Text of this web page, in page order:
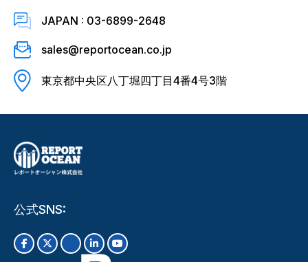
JAPAN : 03-6899-2648
sales@reportocean.co.jp
東京都中央区八丁堀四丁目4番4号3階
公式SNS: